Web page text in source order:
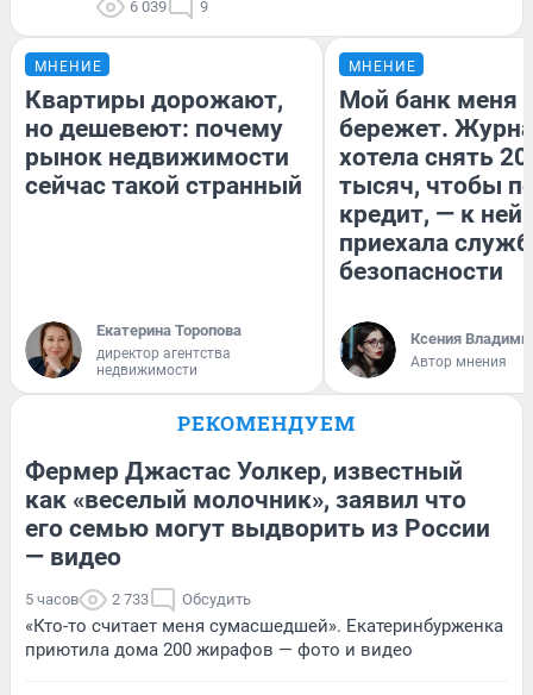
6 039 9
МНЕНИЕ
Квартиры дорожают,
но дешевеют: почему
рынок недвижимости
сейчас такой странный
Екатерина Торопова
директор агентства
недвижимости
МНЕНИЕ
Мой банк меня
бережет.
хотела снять
тысяч, чтобы
кредит, — к
приехала
безопасности
Ксения
Автор мнения
РЕКОМЕНДУЕМ
Фермер Джастас Уолкер, известный
как «веселый молочник», заявил что
его семью могут выдворить из России
— видео
5 часов 2 733 Обсудить
«Кто-то считает меня сумасшедшей». Екатеринбурженка
приютила дома 200 жирафов — фото и видео